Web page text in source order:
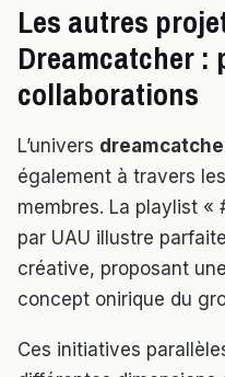
Les autres
Dreamcatcher :
collaborations
L’univers
également à travers
membres. La playlist «
par UAU illustre
créative, proposant
concept onirique du
Ces initiatives